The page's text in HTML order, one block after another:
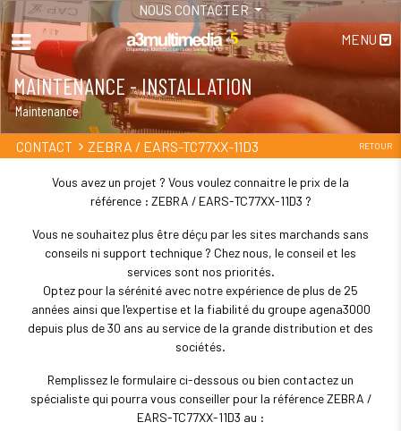
NOUS CONTACTER
MENU
MAINTENANCE - INSTALLATION
Maintenance
CONTACT ZEBRA / EARS-TC77XX-11D3 RETOUR
Vous avez un projet ? Vous voulez connaitre le prix de la
référence : ZEBRA / EARS-TC77XX-11D3 ?
Vous ne souhaitez plus être déçu par les sites marchands sans
conseils ni support technique ? Chez nous, le conseil et les
services sont nos priorités.
Optez pour la sérénité avec notre expérience de plus de 25
années ainsi que l'expertise et la fiabilité du groupe agena3000
depuis plus de 30 ans au service de la grande distribution et des
sociétés.
Remplissez le formulaire ci-dessous ou bien contactez un
spécialiste qui pourra vous conseiller pour la référence ZEBRA /
EARS-TC77XX-11D3 au :